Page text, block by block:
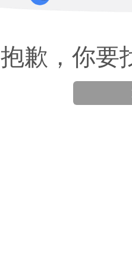
抱歉，你要